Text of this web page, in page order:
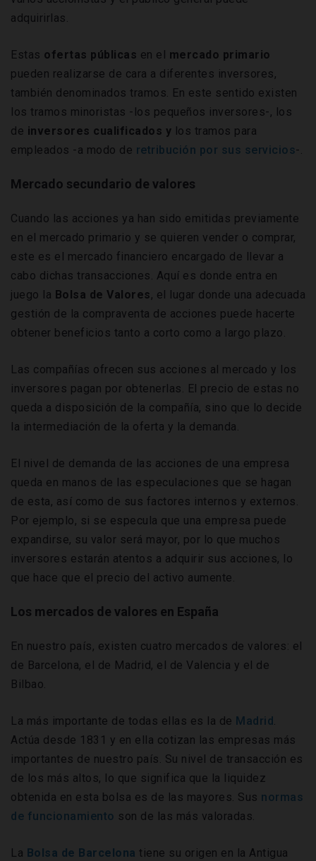
adquirirlas.
Estas ofertas públicas en el mercado primario
pueden realizarse de cara a diferentes inversores,
también denominados tramos. En este sentido existen
los tramos minoristas -los pequeños inversores-, los
de inversores cualificados y los tramos para
empleados -a modo de retribución por sus servicios-.
Mercado secundario de valores
Cuando las acciones ya han sido emitidas previamente
en el mercado primario y se quieren vender o comprar,
este es el mercado financiero encargado de llevar a
cabo dichas transacciones. Aquí es donde entra en
juego la Bolsa de Valores, el lugar donde una adecuada
gestión de la compraventa de acciones puede hacerte
obtener beneficios tanto a corto como a largo plazo.
Las compañías ofrecen sus acciones al mercado y los
inversores pagan por obtenerlas. El precio de estas no
queda a disposición de la compañía, sino que lo decide
la intermediación de la oferta y la demanda.
El nivel de demanda de las acciones de una empresa
queda en manos de las especulaciones que se hagan
de esta, así como de sus factores internos y externos.
Por ejemplo, si se especula que una empresa puede
expandirse, su valor será mayor, por lo que muchos
inversores estarán atentos a adquirir sus acciones, lo
que hace que el precio del activo aumente.
Los mercados de valores en España
En nuestro país, existen cuatro mercados de valores: el
de Barcelona, el de Madrid, el de Valencia y el de
Bilbao.
La más importante de todas ellas es la de Madrid .
Actúa desde 1831 y en ella cotizan las empresas más
importantes de nuestro país. Su nivel de transacción es
de los más altos, lo que significa que la liquidez
obtenida en esta bolsa es de las mayores. Sus normas
de funcionamiento son de las más valoradas.
La Bolsa de Barcelona tiene su origen en la Antigua